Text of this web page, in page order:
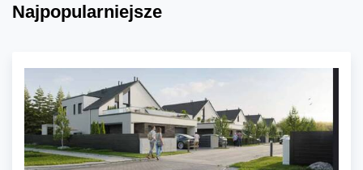
Najpopularniejsze